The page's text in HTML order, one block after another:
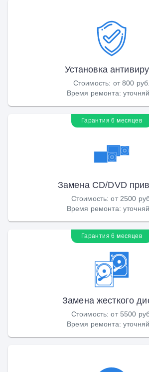
Установка
Стоимость: от 800 руб.
Время ремонта:
Гарантия 6 месяцев
Замена CD/DVD
Стоимость:от 2500
Время ремонта:
Гарантия 6 месяцев
Замена жесткого
Стоимость:от 5500
Время ремонта: